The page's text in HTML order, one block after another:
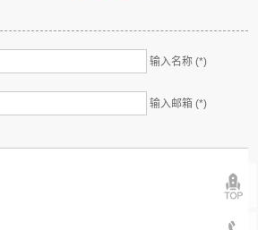
输入名称 (*)
输入邮箱 (*)